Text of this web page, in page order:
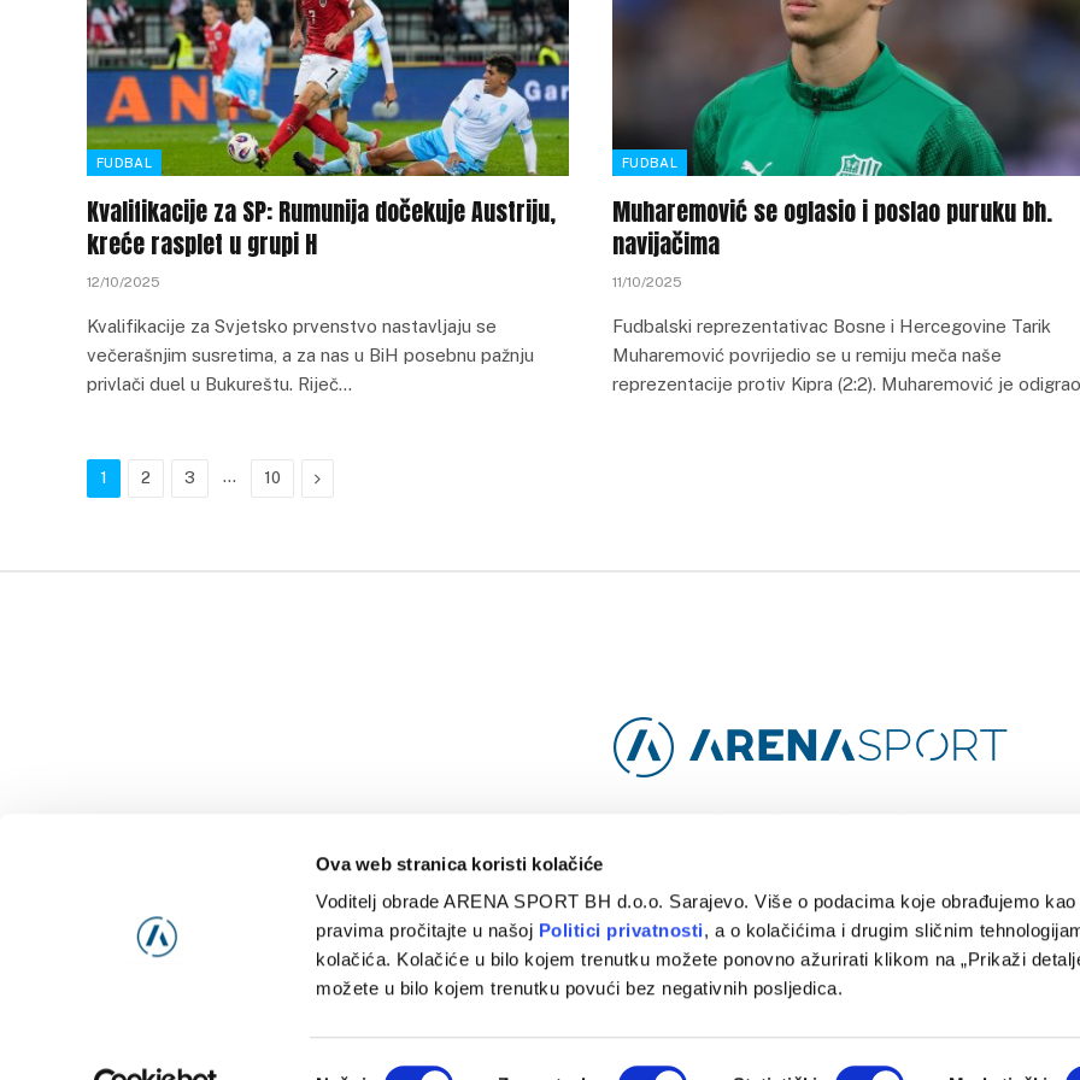
Ova web stranica koristi kolačiće
Voditelj obrade ARENA SPORT BH d.o.o. Sarajevo. Više o podacima koje obrađujemo
pravima pročitajte u našoj Politici privatnosti, a o kolačićima i drugim sličnim
kolačića. Kolačiće u bilo kojem trenutku možete ponovno ažurirati klikom na „Prikaži
možete u bilo kojem trenutku povući bez negativnih posljedica.
FUDBAL
Kvalifikacije za SP: Rumunija dočekuje Austriju,
kreće rasplet u grupi H
12/10/2025
Kvalifikacije za Svjetsko prvenstvo nastavljaju se
večerašnjim susretima, a za nas u BiH posebnu pažnju
privlači duel u Bukureštu. Riječ…
FUDBAL
Muharemović se oglasio i poslao puruku bh.
navijačima
11/10/2025
Fudbalski reprezentativac Bosne i Hercegovine Tarik
Muharemović povrijedio se u remiju meča naše
reprezentacije protiv Kipra (2:2). Muharemović je
1 2 3 … 10 Next
NAJNOVIJE POLITIKA PRIVATNOSTI
© 2024 Arena Sport. Designed by